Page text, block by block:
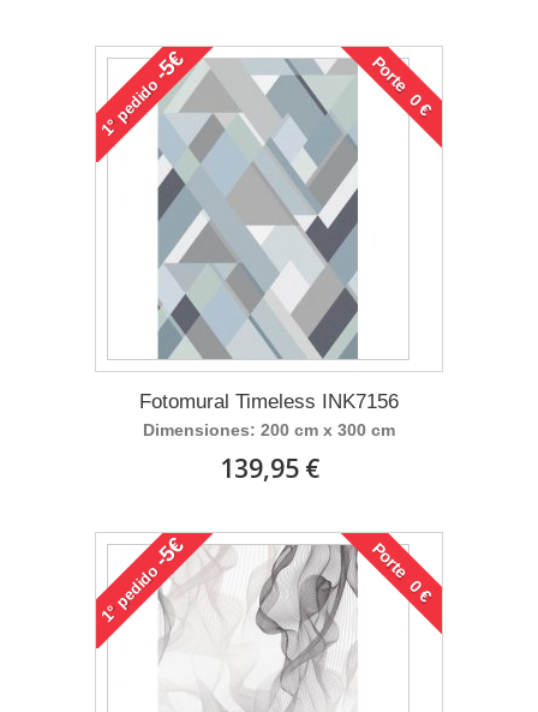
1°
pedido
-5€ Porte 0 €
Fotomural Timeless INK7156
Dimensiones: 200 cm x 300 cm
139,95 €
1°
pedido
-5€ Porte 0 €